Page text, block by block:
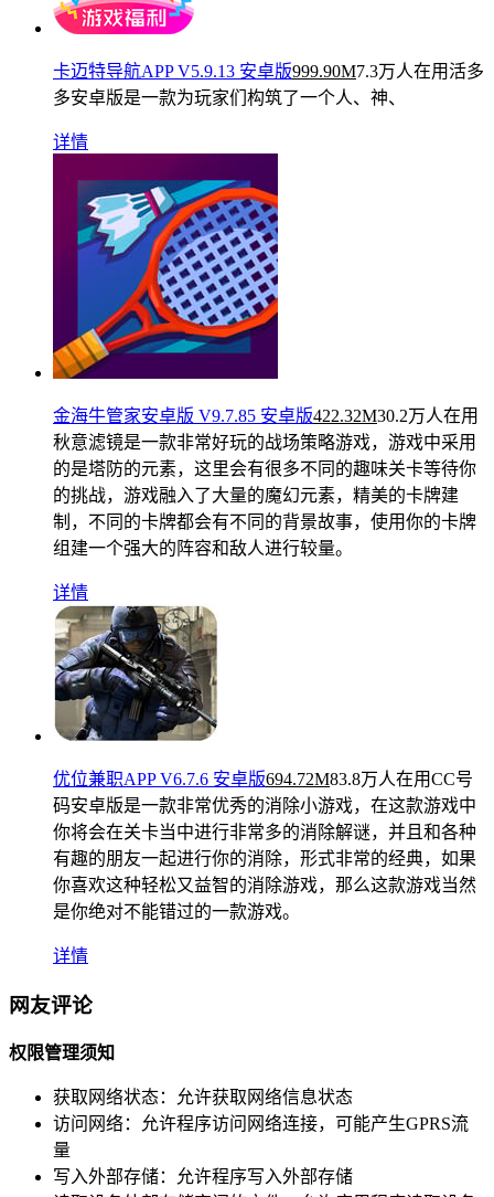
卡迈特导航APP V5.9.13 安卓版999.90M7.3万人在用活多
多安卓版是一款为玩家们构筑了一个人、神、
详情
金海牛管家安卓版 V9.7.85 安卓版422.32M30.2万人在用
秋意滤镜是一款非常好玩的战场策略游戏，游戏中采用
的是塔防的元素，这里会有很多不同的趣味关卡等待你
的挑战，游戏融入了大量的魔幻元素，精美的卡牌建
制，不同的卡牌都会有不同的背景故事，使用你的卡牌
组建一个强大的阵容和敌人进行较量。
详情
优位兼职APP V6.7.6 安卓版694.72M83.8万人在用CC号
码安卓版是一款非常优秀的消除小游戏，在这款游戏中
你将会在关卡当中进行非常多的消除解谜，并且和各种
有趣的朋友一起进行你的消除，形式非常的经典，如果
你喜欢这种轻松又益智的消除游戏，那么这款游戏当然
是你绝对不能错过的一款游戏。
详情
网友评论
权限管理须知
获取网络状态：
允许获取网络信息状态
访问网络：
允许程序访问网络连接，可能产生GPRS流
量
写入外部存储：
允许程序写入外部存储